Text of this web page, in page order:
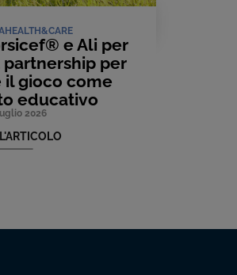
HEALTH&CARE
e Ali per
partnership per
il gioco come
educativo
2026